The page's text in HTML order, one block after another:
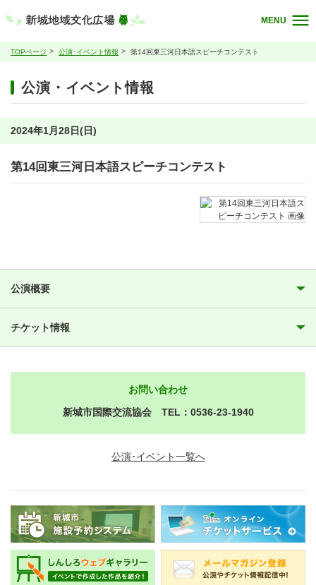
MENU
TOPページ 公演･イベント情報 第14回東三河日本語スピーチコンテスト
公演・イベント情報
2024年1月28日(日)
第14回東三河日本語スピーチコンテスト
公演概要
チケット情報
お問い合わせ
新城市国際交流協会 TEL：0536-23-1940
公演･イベント一覧へ